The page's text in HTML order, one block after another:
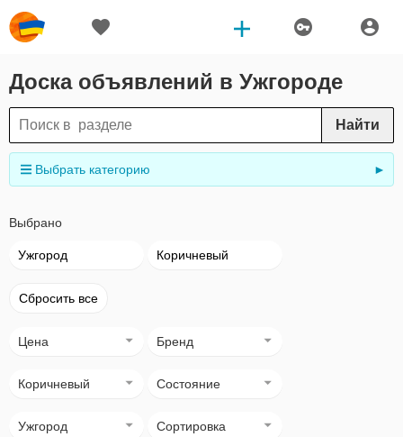
Доска объявлений в Ужгороде
Найти
Выбрать категорию ►
Выбрано
Ужгород Коричневый
Сбросить все
Цена Бренд
Коричневый Состояние
Ужгород Сортировка